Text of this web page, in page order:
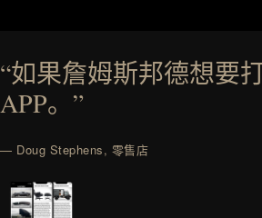
“如果詹姆斯邦德想要
APP。”
— Doug Stephens, 零售店